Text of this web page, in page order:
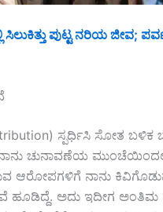
ಸಿಲುಕಿತ್ತು ಪುಟ್ಟ ನರಿಯ
ಸ್ಪರ್ಧಿಸಿ ಸೋತ
ಚುನಾವಣೆಯ ಮುಂಚೆಯಿಂದಲೂ
ಆರೋಪಗಳಿಗೆ ನಾನು
ಹೂಡಿದ್ದೆ. ಅದು ಇದೀಗ